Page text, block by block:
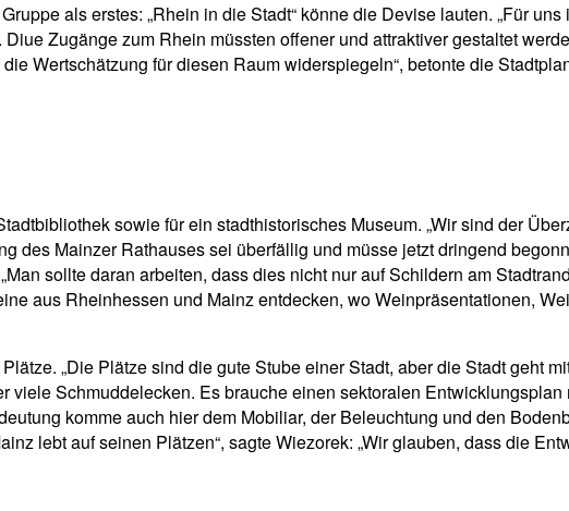
als erstes: „Rhein in die Stadt“ könne die Devise lauten. „Für
Zugänge zum Rhein müssten offener und attraktiver gestaltet
Wertschätzung für diesen Raum widerspiegeln“, betonte die
sowie für ein stadthistorisches Museum. „Wir sind der
des Mainzer Rathauses sei überfällig und müsse jetzt dringend
sollte daran arbeiten, dass dies nicht nur auf Schildern am
aus Rheinhessen und Mainz entdecken, wo Weinpräsentationen,
„Die Plätze sind die gute Stube einer Stadt, aber die Stadt geht
viele Schmuddelecken. Es brauche einen sektoralen
komme auch hier dem Mobiliar, der Beleuchtung und den
lebt auf seinen Plätzen“, sagte Wiezorek: „Wir glauben, dass die